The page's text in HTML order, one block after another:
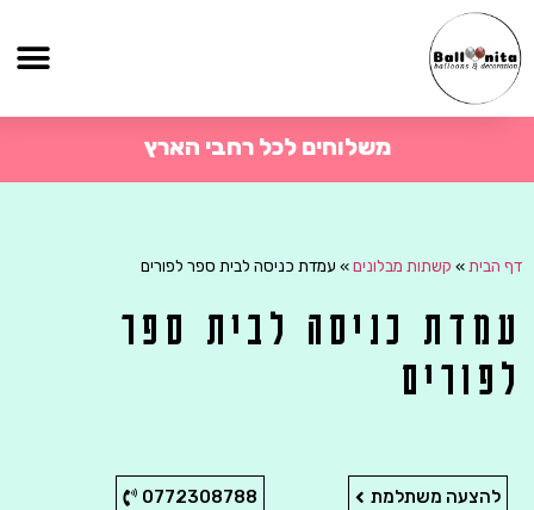
משלוחים לכל רחבי הארץ
דף הבית» קשתות מבלונים» עמדת כניסה לבית ספר לפורים
עמדת כניסה לבית ספר
לפורים
להצעה משתלמת 0772308788